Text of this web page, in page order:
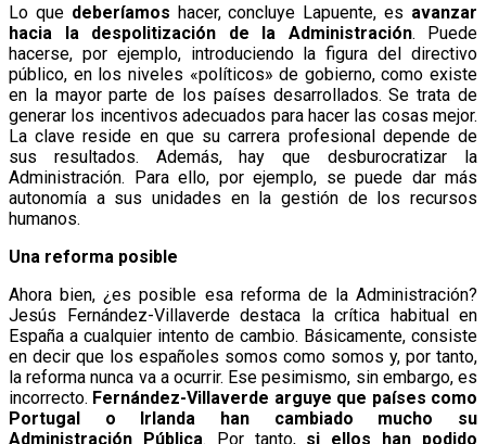
Lo que deberíamos hacer, concluye Lapuente, es avanzar
hacia la despolitización de la Administración. Puede
hacerse, por ejemplo, introduciendo la figura del directivo
público, en los niveles «políticos» de gobierno, como existe
en la mayor parte de los países desarrollados. Se trata de
generar los incentivos adecuados para hacer las cosas mejor.
La clave reside en que su carrera profesional depende de
sus resultados. Además, hay que desburocratizar la
Administración. Para ello, por ejemplo, se puede dar más
autonomía a sus unidades en la gestión de los recursos
humanos.
Una reforma posible
Ahora bien, ¿es posible esa reforma de la Administración?
Jesús Fernández-Villaverde destaca la crítica habitual en
España a cualquier intento de cambio. Básicamente, consiste
en decir que los españoles somos como somos y, por tanto,
la reforma nunca va a ocurrir. Ese pesimismo, sin embargo, es
incorrecto. Fernández-Villaverde arguye que países como
Portugal o Irlanda han cambiado mucho su
Administración Pública. Por tanto, si ellos han podido